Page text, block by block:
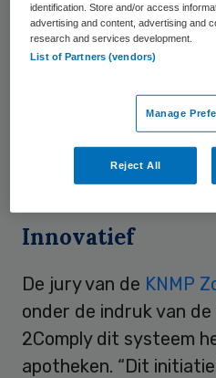
chronisch gebruik van
de samenleving
gezondheidswinst op.
neemt gemiddeld met
gebruik van
voorkomt het
en extra doktersbezoek.
Innovatief
De jury van de KNMP
onder de indruk van
2Comply dit systeem
apotheken. “Dit
identification. Store and/or access
advertising and content, advertising and
research and services development.
List of Partners (vendors)
Manage
Reject All